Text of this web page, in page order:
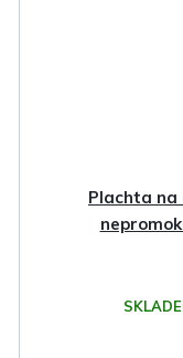
Plachta na